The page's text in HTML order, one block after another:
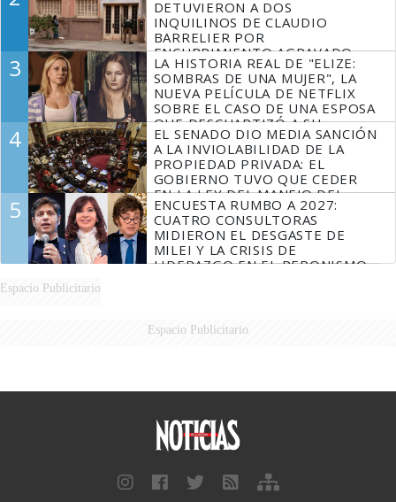
DETUVIERON A DOS
INQUILINOS DE CLAUDIO
BARRELIER POR
ENCUBRIMIENTO AGRAVADO
3
LA HISTORIA REAL DE "ELIZE:
SOMBRAS DE UNA MUJER", LA
NUEVA PELÍCULA DE NETFLIX
SOBRE EL CASO DE UNA ESPOSA
QUE DESCUARTIZÓ A SU
MARIDO
4
EL SENADO DIO MEDIA SANCIÓN
A LA INVIOLABILIDAD DE LA
PROPIEDAD PRIVADA: EL
GOBIERNO TUVO QUE CEDER
EN LA LEY DEL MANEJO DEL
FUEGO
5
ENCUESTA RUMBO A 2027:
CUATRO CONSULTORAS
MIDIERON EL DESGASTE DE
MILEI Y LA CRISIS DE
LIDERAZGO EN EL PERONISMO
Espacio Publicitario
Espacio Publicitario